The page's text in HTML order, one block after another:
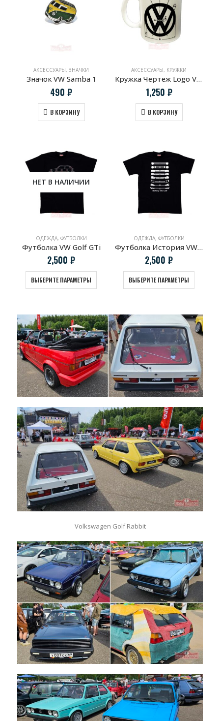
АКСЕССУАРЫ, ЗНАЧКИ
Значок VW Samba 1
490 ₽
В КОРЗИНУ
АКСЕССУАРЫ, КРУЖКИ
Кружка Чертеж Logo VW
1,250 ₽
В КОРЗИНУ
НЕТ В НАЛИЧИИ
ОДЕЖДА, ФУТБОЛКИ
Футболка VW Golf GTi
2,500 ₽
ВЫБЕРИТЕ ПАРАМЕТРЫ
ОДЕЖДА, ФУТБОЛКИ
Футболка История VW Golf
2,500 ₽
ВЫБЕРИТЕ ПАРАМЕТРЫ
Volkswagen Golf Rabbit